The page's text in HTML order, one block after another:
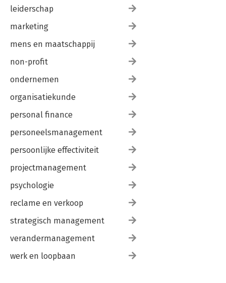
leiderschap
marketing
mens en maatschappij
non-profit
ondernemen
organisatiekunde
personal finance
personeelsmanagement
persoonlijke effectiviteit
projectmanagement
psychologie
reclame en verkoop
strategisch management
verandermanagement
werk en loopbaan